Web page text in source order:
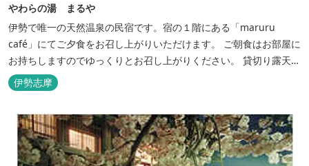
やわらの湯 まるや
伊勢で唯一の天然温泉の民宿です。宿の１階にある「maruru
café」にてご夕食をお召し上がりいただけます。 ご朝食はお部屋に
お持ちしますのでゆっくりとお召し上がりください。 貸切り露天風
呂完備、駅近、夫婦岩まで徒歩15分です。
伊勢志摩